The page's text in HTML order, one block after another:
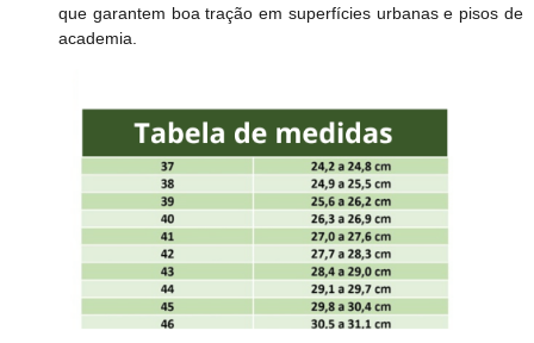
que garantem boa tração em superfícies urbanas e pisos de
academia.